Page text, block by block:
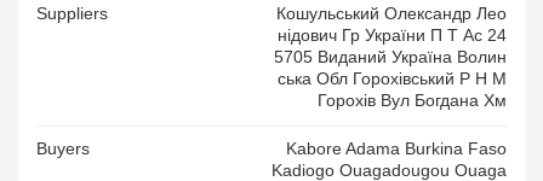
Suppliers
Кошульський Олександр Лео
Нідович Гр України П Т Ас 24
5705 Виданий Україна Волин
Ська Обл Горохівський Р Н М
Горохів Вул Богдана Хм
Buyers
Kabore Adama Burkina Faso
Kadiogo Ouagadougou Ouaga